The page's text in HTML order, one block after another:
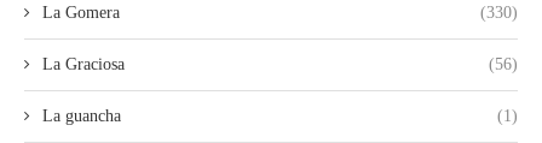
La Gomera (330)
La Graciosa (56)
La guancha (1)